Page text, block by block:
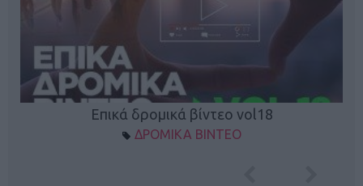
Επικά δρομικά βίντεο vol18
ΔΡΟΜΙΚΑ ΒΙΝΤΕΟ